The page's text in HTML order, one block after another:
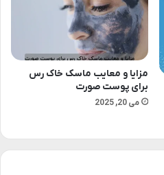
مزایا و معایب ماسک خاک رس
برای پوست صورت
می 20, 2025